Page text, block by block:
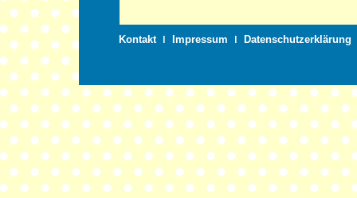
Kontakt ǀ Impressum ǀ Datenschutzerklärung